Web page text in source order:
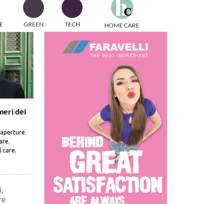
GREEN TECH HOME CARE
dei
aperture
care